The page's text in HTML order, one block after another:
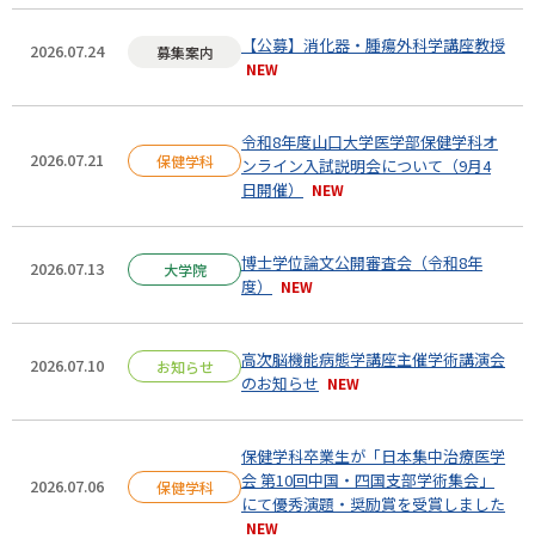
2026.07.24 募集案内 【公募】消化器・腫瘍外科学講座教授
2026.07.21 保健学科
令和8年度山口大学医学部保健学科オ
ンライン入試説明会について（9月4
日開催）
2026.07.13 大学院
博士学位論文公開審査会（令和8年
度）
2026.07.10 お知らせ
高次脳機能病態学講座主催学術講演会
のお知らせ
2026.07.06 保健学科
保健学科卒業生が「日本集中治療医学
会 第10回中国・四国支部学術集会」
にて優秀演題・奨励賞を受賞しました